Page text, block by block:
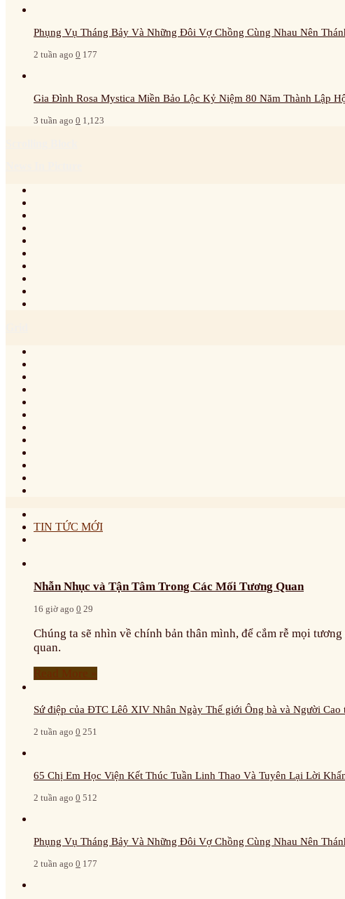
Phụng Vụ Tháng Bảy Và Những Đôi Vợ Chồng Cùng Nhau Nên
2 tuần ago 0 177
Gia Đình Rosa Mystica Miền Bảo Lộc Kỷ Niệm 80 Năm Thành Lập
3 tuần ago 0 1,123
TIN TỨC MỚI
Nhẫn Nhục và Tận Tâm Trong Các Mối Tương Quan
16 giờ ago 0 29
Chúng ta sẽ nhìn về chính bản thân mình, để cắm rễ mọi
quan.
Sứ điệp của ĐTC Lêô XIV Nhân Ngày Thế giới Ông bà và Người Cao
2 tuần ago 0 251
65 Chị Em Học Viện Kết Thúc Tuần Linh Thao Và Tuyên Lại Lời
2 tuần ago 0 512
Phụng Vụ Tháng Bảy Và Những Đôi Vợ Chồng Cùng Nhau Nên
2 tuần ago 0 177